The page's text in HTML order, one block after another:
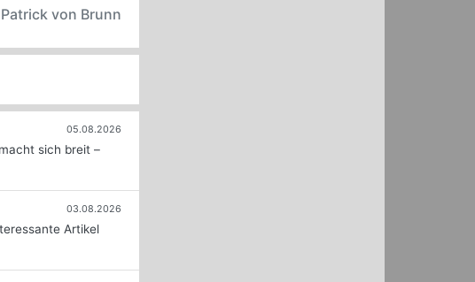
von Brunn
05.08.2026
sich breit –
03.08.2026
Artikel